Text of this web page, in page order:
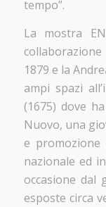
tempo”.
La mostra
1879 e la
ampi spazi
(1675) dove
Nuovo, una
e
nazionale ed
occasione dal
esposte circa